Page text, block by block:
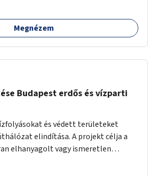
Megnézem
Budapest erdős és vízparti
és védett területeket
elindítása. A projekt célja a
elhanyagolt vagy ismeretlen